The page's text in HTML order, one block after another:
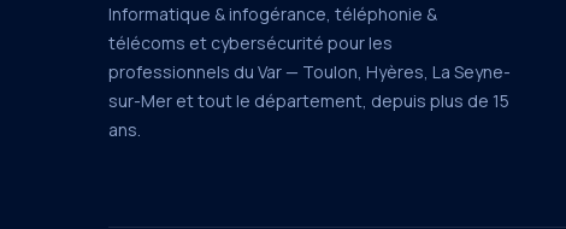
Informatique & infogérance, téléphonie &
télécoms et cybersécurité pour les
professionnels du Var — Toulon, Hyères, La Seyne-
sur-Mer et tout le département, depuis plus de 15
ans.